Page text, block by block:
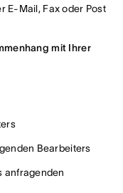
E-Mail, Fax oder Post
mit Ihrer
Bearbeiters
anfragenden